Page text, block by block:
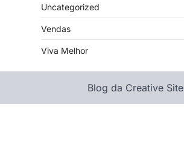
Uncategorized
Vendas
Viva Melhor
Blog da Creative Site